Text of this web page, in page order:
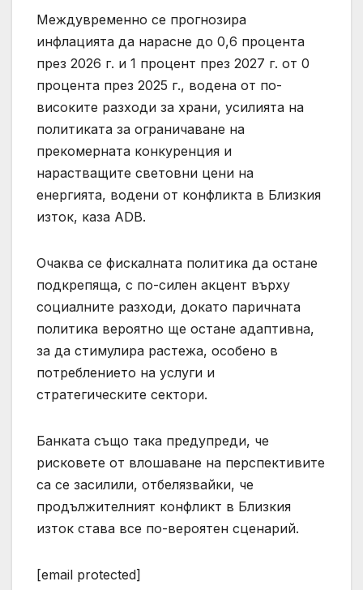
Междувременно се прогнозира
инфлацията да нарасне до 0,6 процента
през 2026 г. и 1 процент през 2027 г. от 0
процента през 2025 г., водена от по-
високите разходи за храни, усилията на
политиката за ограничаване на
прекомерната конкуренция и
нарастващите световни цени на
енергията, водени от конфликта в Близкия
изток, каза ADB.
Очаква се фискалната политика да остане
подкрепяща, с по-силен акцент върху
социалните разходи, докато паричната
политика вероятно ще остане адаптивна,
за да стимулира растежа, особено в
потреблението на услуги и
стратегическите сектори.
Банката също така предупреди, че
рисковете от влошаване на перспективите
са се засилили, отбелязвайки, че
продължителният конфликт в Близкия
изток става все по-вероятен сценарий.
[email protected]